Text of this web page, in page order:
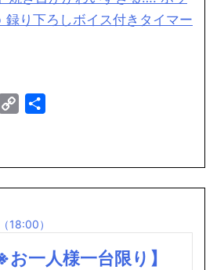
録り下ろしボイス付きタイマー
Email
Copy
18:00）
お一人様一台限り】